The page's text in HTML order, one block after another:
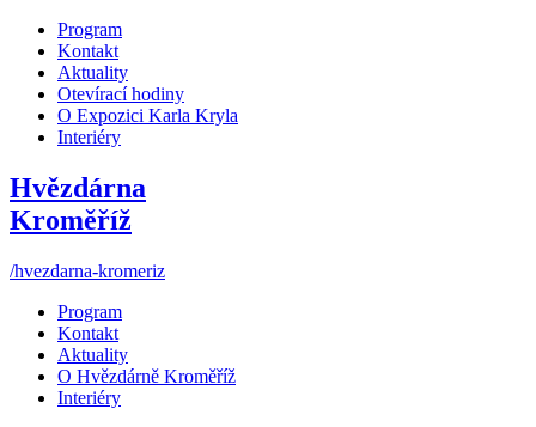
Program
Kontakt
Aktuality
Otevírací hodiny
O Expozici Karla Kryla
Interiéry
Hvězdárna
Kroměříž
/hvezdarna-kromeriz
Program
Kontakt
Aktuality
O Hvězdárně Kroměříž
Interiéry